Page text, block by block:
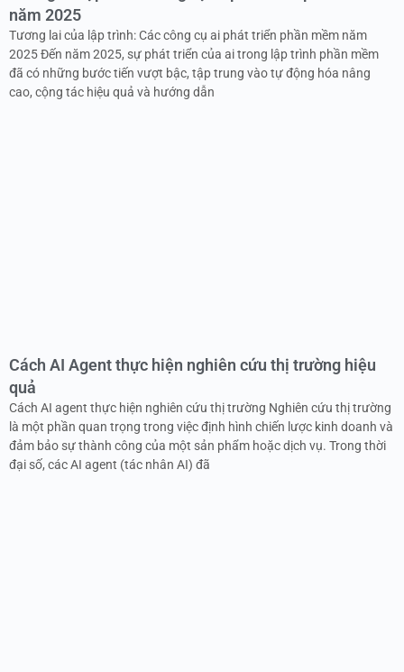
năm 2025
Tương lai của lập trình: Các công cụ ai phát triển phần mềm năm
2025 Đến năm 2025, sự phát triển của ai trong lập trình phần mềm
đã có những bước tiến vượt bậc, tập trung vào tự động hóa nâng
cao, cộng tác hiệu quả và hướng dẫn
Cách AI Agent thực hiện nghiên cứu thị trường hiệu
quả
Cách AI agent thực hiện nghiên cứu thị trường Nghiên cứu thị trường
là một phần quan trọng trong việc định hình chiến lược kinh doanh và
đảm bảo sự thành công của một sản phẩm hoặc dịch vụ. Trong thời
đại số, các AI agent (tác nhân AI) đã